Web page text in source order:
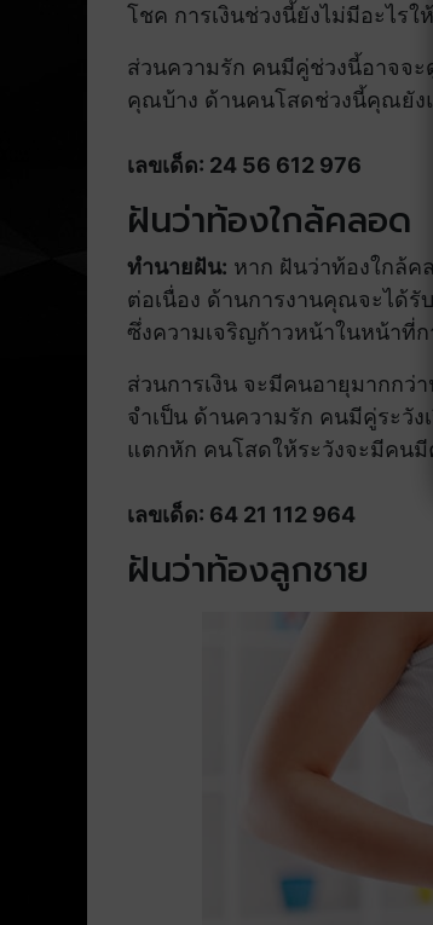
โชค การเงินช่วงนี้ยังไม่มีอะไร
ส่วนความรัก คนมีคู่ช่วงนี้อาจจ
คุณบ้าง ด้านคนโสดช่วงนี้คุณยัง
เลขเด็ด: 24 56 612 976
ฝันว่าท้องใกล้คลอด
ทำนายฝัน: หาก ฝันว่าท้องใกล้ค
ต่อเนื่อง ด้านการงานคุณจะได้รั
ซึ่งความเจริญก้าวหน้าในหน้าที่
ส่วนการเงิน จะมีคนอายุมากกว่
จำเป็น ด้านความรัก คนมีคู่ระวั
แตกหัก คนโสดให้ระวังจะมีคนมี
เลขเด็ด: 64 21 112 964
ฝันว่าท้องลูกชาย